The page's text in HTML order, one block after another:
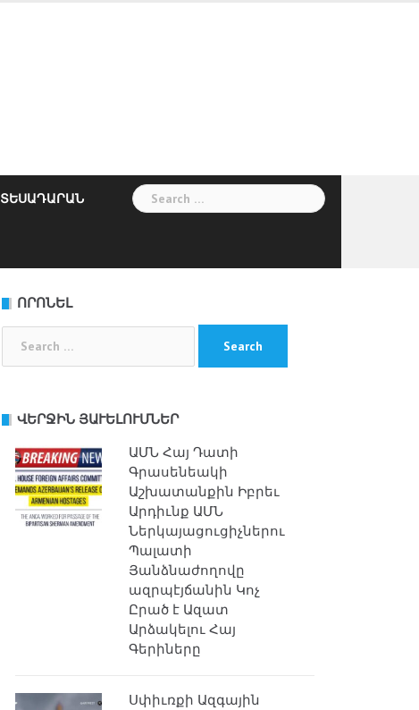
ՏԵՍԱԴԱՐԱՆ
Search
for:
ՈՐՈՆԵԼ
ՎԵՐՋԻՆ ՅԱՒԵԼՈՒՄՆԵՐ
ԱՄՆ Հայ Դատի
Գրասենեակի
Աշխատանքին Իբրեւ
Արդիւնք ԱՄՆ
Ներկայացուցիչներու
Պալատի
Յանձնաժողովը
ազրպէյճանին Կոչ
Ըրած է Ազատ
Արձակելու Հայ
Գերիները
Սփիւռքի Ազգային